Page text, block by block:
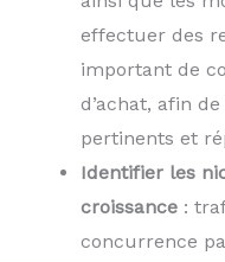
effectuer des
important de
d’achat, afin
pertinents et
Identifier les
croissance :
concurrence